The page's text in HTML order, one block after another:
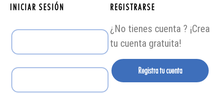
INICIAR SESIÓN REGISTRARSE
¿No tienes cuenta ? ¡Crea
tu cuenta gratuita!
Registra tu cuenta